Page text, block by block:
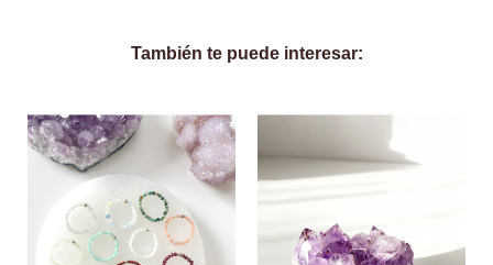
También te puede interesar: